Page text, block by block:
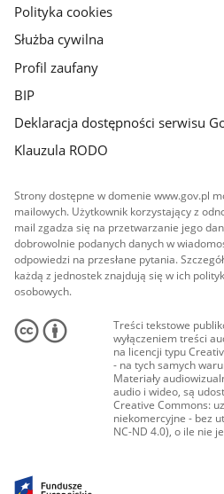
Polityka cookies
Służba cywilna
Profil zaufany
BIP
Deklaracja dostępności serwisu
Klauzula RODO
Strony dostępne w domenie www.gov.pl
mailowych. Użytkownik korzystający z
mail zgadza się na przetwarzanie jego
dobrowolnie podanych danych w
odpowiedzi na przesłane pytania.
każdą z jednostek znajdują się w ich
osobowych.
Treści tekstowe
wyłączeniem treści
na licencji typu
- na tych samych
Materiały
audio i wideo, są
Creative Commons:
niekomercyjne - bez
NC-ND 4.0), o ile nie